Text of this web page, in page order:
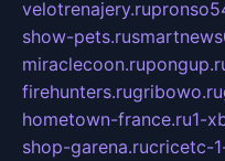
velotrenajery.ru
show-pets.ru
miraclecoon.ru
firehunters.rugribowo.ru
hometown-france.ru1-
shop-garena.rucricetc-